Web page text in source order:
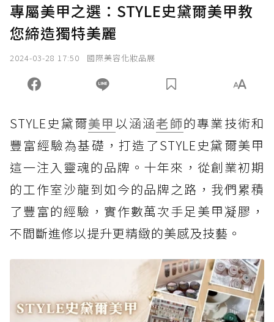
專屬美甲之選：STYLE史黛爾美甲教
您締造獨特美麗
2024-03-28 17:50 國際美容化妝品展
STYLE史黛爾美甲 以涵涵老師的專業技術和
豐富經驗為基礎，打造了STYLE史黛爾美甲
這一注入靈魂的品牌。十年來，從創業初期
的工作室沙龍到如今的品牌之路，我們累積
了豐富的經驗，實作數萬次手足美甲凝膠，
不間斷進修以提升更精緻的美感及技藝。